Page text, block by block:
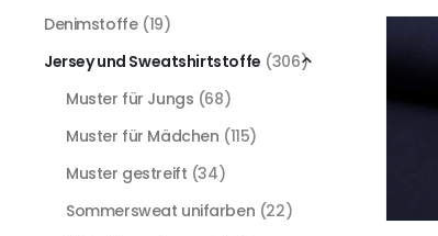
Denimstoffe (19)
Jersey und Sweatshirtstoffe (306)
Muster für Jungs (68)
Muster für Mädchen (115)
Muster gestreift (34)
Sommersweat unifarben (22)